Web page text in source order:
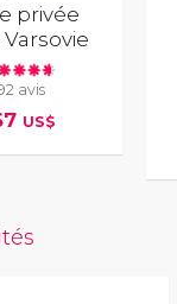
privée
avis
US$